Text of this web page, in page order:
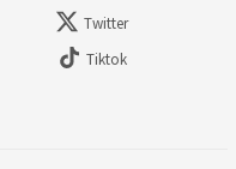
Twitter
Tiktok